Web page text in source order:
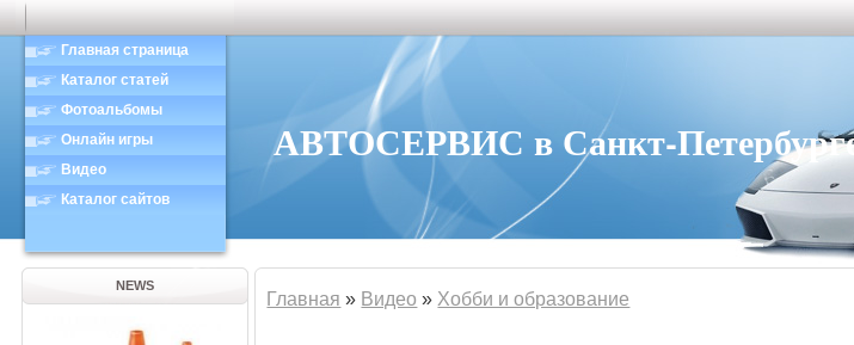
Главная страница
Каталог статей
Фотоальбомы
Онлайн игры
Видео
Каталог сайтов
АВТОСЕРВИС в Санкт-
NEWS
Главная » Видео » Хобби и образование